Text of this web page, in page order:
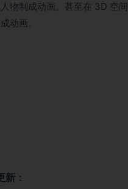
物制成动画。甚至在 3D
动画。
：